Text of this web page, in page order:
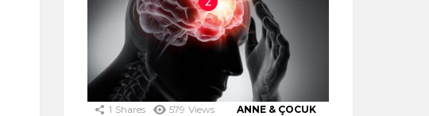
1 Shares 579 Views ANNE & ÇOCUK